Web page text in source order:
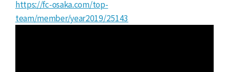
https://fc-osaka.com/top-
team/member/year2019/25143